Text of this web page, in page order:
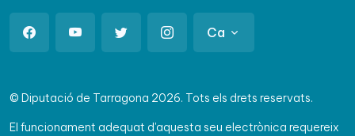
Ca
© Diputació de Tarragona 2026. Tots els drets reservats.
El funcionament adequat d'aquesta seu electrònica requereix